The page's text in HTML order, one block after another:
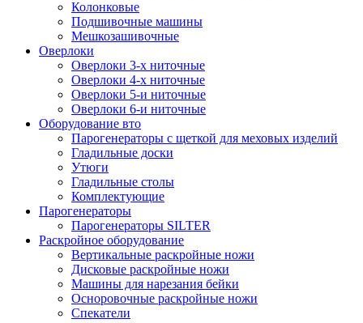
Колонковые
Подшивочные машины
Мешкозашивочные
Оверлоки
Оверлоки 3-х ниточные
Оверлоки 4-х ниточные
Оверлоки 5-и ниточные
Оверлоки 6-и ниточные
Оборудование вто
Парогенераторы с щеткой для меховых изделий
Гладильные доски
Утюги
Гладильные столы
Комплектующие
Парогенераторы
Парогенераторы SILTER
Раскройное оборудование
Вертикальные раскройные ножи
Дисковые раскройные ножи
Машины для нарезания бейки
Осноровочные раскройные ножи
Спекатели